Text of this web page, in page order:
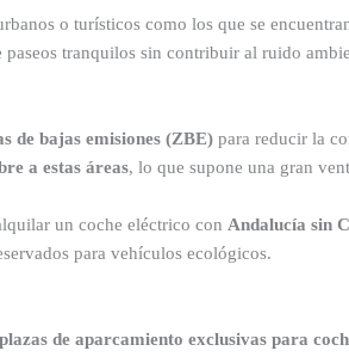
o turísticos como los que se
tranquilos sin contribuir al ruido
de bajas emisiones (ZBE) para reducir la
a estas áreas, lo que supone una gran
un coche eléctrico con Andalucía sin
para vehículos ecológicos.
plazas de aparcamiento exclusivas para